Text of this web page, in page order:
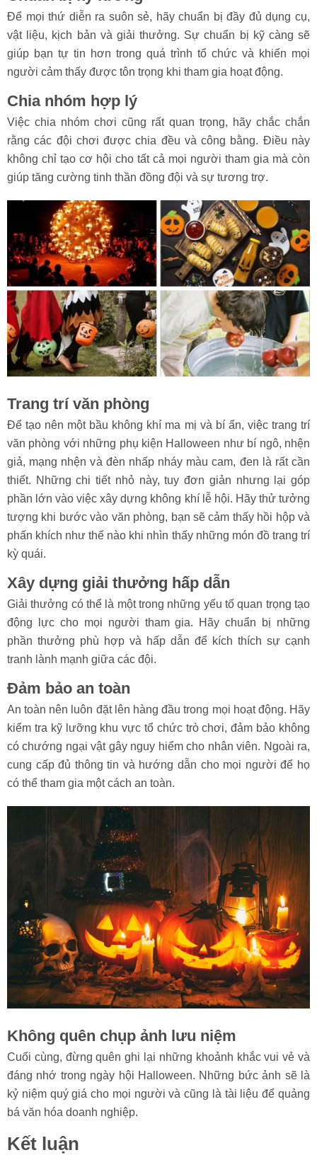
Để mọi thứ diễn ra suôn sẻ, hãy chuẩn bị đầy đủ dụng cụ,
vật liệu, kịch bản và giải thưởng. Sự chuẩn bị kỹ càng sẽ
giúp bạn tự tin hơn trong quá trình tổ chức và khiến mọi
người cảm thấy được tôn trọng khi tham gia hoạt động.
Chia nhóm hợp lý
Việc chia nhóm chơi cũng rất quan trọng, hãy chắc chắn
rằng các đội chơi được chia đều và công bằng. Điều này
không chỉ tạo cơ hội cho tất cả mọi người tham gia mà còn
giúp tăng cường tinh thần đồng đội và sự tương trợ.
Trang trí văn phòng
Để tạo nên một bầu không khí ma mị và bí ẩn, việc trang trí
văn phòng với những phụ kiện Halloween như bí ngô, nhện
giả, mạng nhện và đèn nhấp nháy màu cam, đen là rất cần
thiết. Những chi tiết nhỏ này, tuy đơn giản nhưng lại góp
phần lớn vào việc xây dựng không khí lễ hội. Hãy thử tưởng
tượng khi bước vào văn phòng, bạn sẽ cảm thấy hồi hộp và
phấn khích như thế nào khi nhìn thấy những món đồ trang trí
kỳ quái.
Xây dựng giải thưởng hấp dẫn
Giải thưởng có thể là một trong những yếu tố quan trọng tạo
động lực cho mọi người tham gia. Hãy chuẩn bị những
phần thưởng phù hợp và hấp dẫn để kích thích sự cạnh
tranh lành mạnh giữa các đội.
Đảm bảo an toàn
An toàn nên luôn đặt lên hàng đầu trong mọi hoạt động. Hãy
kiểm tra kỹ lưỡng khu vực tổ chức trò chơi, đảm bảo không
có chướng ngại vật gây nguy hiểm cho nhân viên. Ngoài ra,
cung cấp đủ thông tin và hướng dẫn cho mọi người để họ
có thể tham gia một cách an toàn.
Không quên chụp ảnh lưu niệm
Cuối cùng, đừng quên ghi lại những khoảnh khắc vui vẻ và
đáng nhớ trong ngày hội Halloween. Những bức ảnh sẽ là
kỷ niệm quý giá cho mọi người và cũng là tài liệu để quảng
bá văn hóa doanh nghiệp.
Kết luận